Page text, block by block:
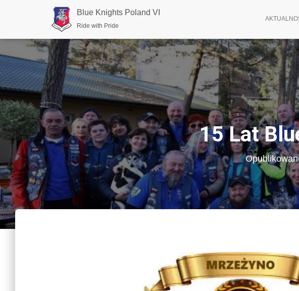
Blue Knights Poland VI
Ride with Pride
15 Lat